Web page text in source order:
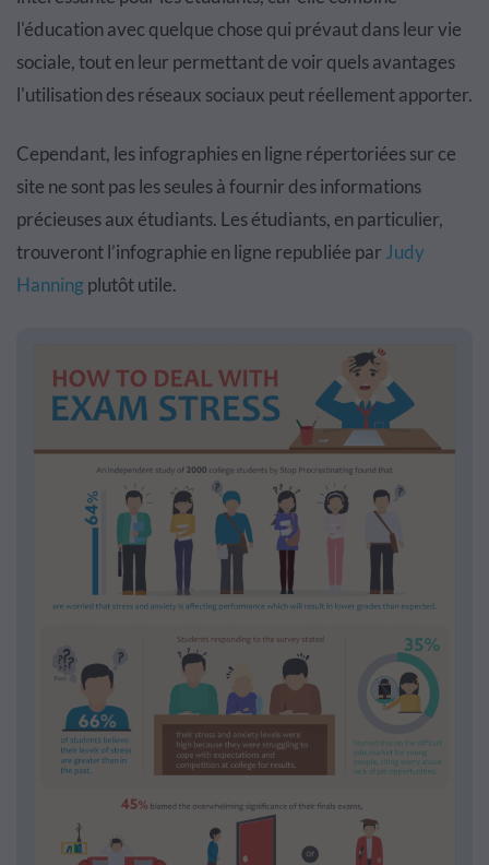
l'éducation avec quelque chose qui prévaut dans leur vie
sociale, tout en leur permettant de voir quels avantages
l'utilisation des réseaux sociaux peut réellement apporter.
Cependant, les infographies en ligne répertoriées sur ce
site ne sont pas les seules à fournir des informations
précieuses aux étudiants. Les étudiants, en particulier,
trouveront l’infographie en ligne republiée par Judy
Hanningplutôt utile.